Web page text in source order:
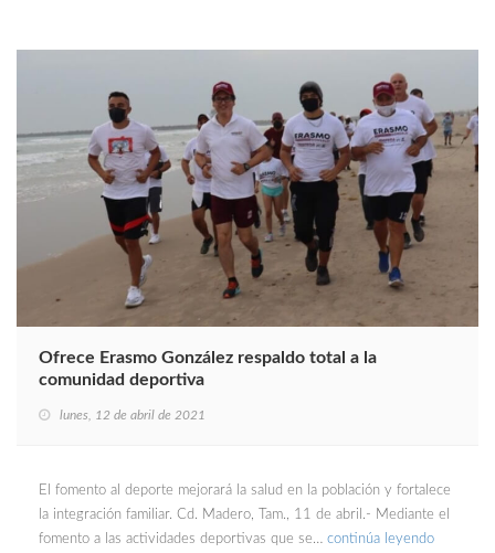
Ofrece Erasmo González respaldo total a la
comunidad deportiva
lunes, 12 de abril de 2021
El fomento al deporte mejorará la salud en la población y fortalece
la integración familiar. Cd. Madero, Tam., 11 de abril.- Mediante el
fomento a las actividades deportivas que se… continúa leyendo